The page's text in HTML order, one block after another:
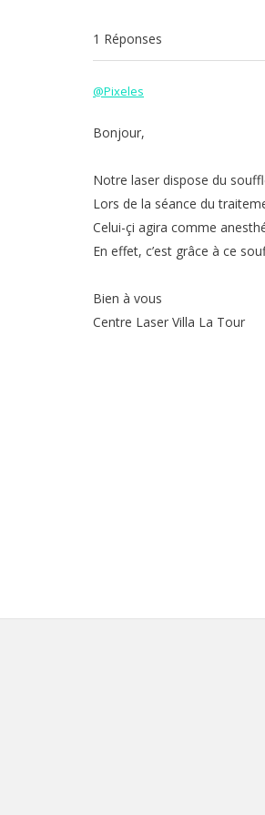
1 Réponses
@Pixeles
Bonjour,
Notre laser dispose du
Lors de la séance du
Celui-çi agira comme
En effet, c’est grâce à ce
Bien à vous
Centre Laser Villa La Tour